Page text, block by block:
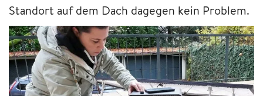
Standort auf dem Dach dagegen kein Problem.